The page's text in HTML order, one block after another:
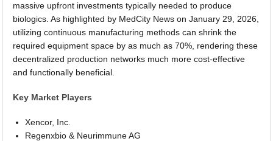
massive upfront investments typically needed to produce
biologics. As highlighted by MedCity News on January 29, 2026,
utilizing continuous manufacturing methods can shrink the
required equipment space by as much as 70%, rendering these
decentralized production networks much more cost-effective
and functionally beneficial.
Key Market Players
Xencor, Inc.
Regenxbio & Neurimmune AG